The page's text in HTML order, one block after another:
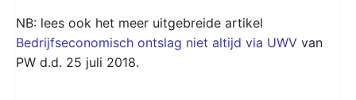
NB: lees ook het meer uitgebreide artikel
Bedrijfseconomisch ontslag niet altijd via UWV van
PW d.d. 25 juli 2018.